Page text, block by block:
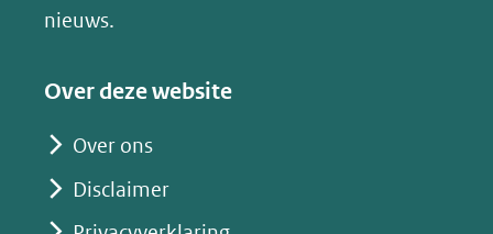
nieuws.
Over deze website
Over ons
Disclaimer